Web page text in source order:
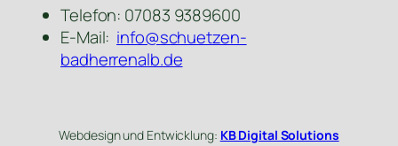
Telefon: 07083 9389600
E-Mail: info@schuetzen-
badherrenalb.de
Webdesign und Entwicklung: KB Digital Solutions